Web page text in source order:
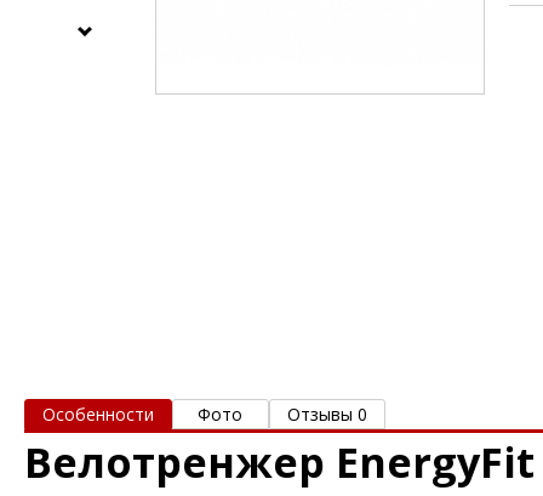
Особенности Фото Отзывы 0
Велотренжер